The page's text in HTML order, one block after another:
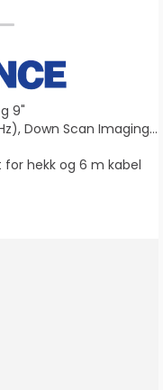
9"
og Side Scan Imaging (455/800 kHz)
hekk og 6 m kabel